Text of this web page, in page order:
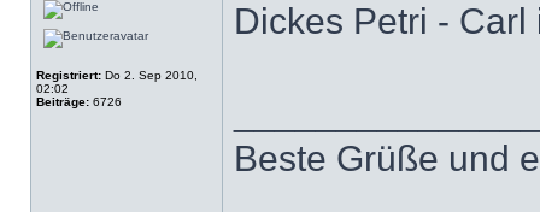
Registriert: Do 2. Sep 2010,
02:02
Beiträge: 6726
Dickes Petri -
Beste Grüße und